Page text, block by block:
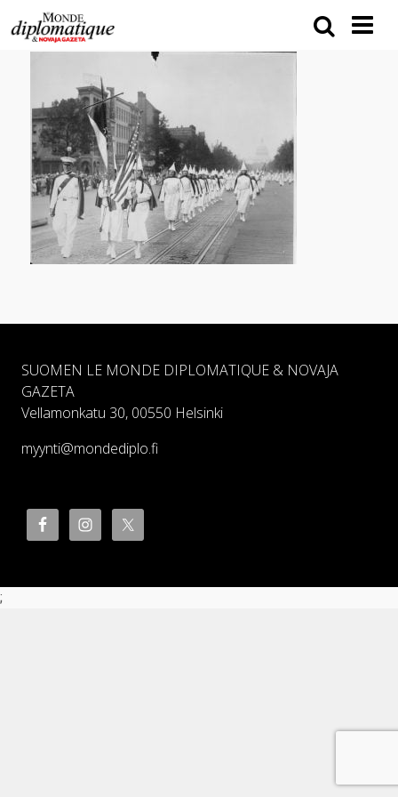
SUOMEN LE MONDE DIPLOMATIQUE & NOVAJA
GAZETA
Vellamonkatu 30, 00550 Helsinki
myynti@mondediplo.fi
;